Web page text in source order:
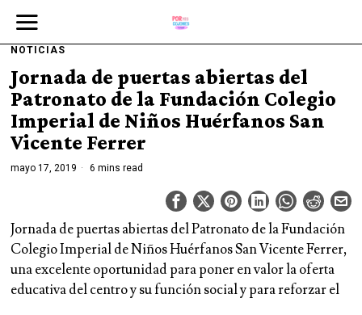
NOTICIAS
Jornada de puertas abiertas del
Patronato de la Fundación Colegio
Imperial de Niños Huérfanos San
Vicente Ferrer
mayo 17, 2019 6 mins read
Jornada de puertas abiertas del Patronato de la Fundación
Colegio Imperial de Niños Huérfanos San Vicente Ferrer,
una excelente oportunidad para poner en valor la oferta
educativa del centro y su función social y para reforzar el